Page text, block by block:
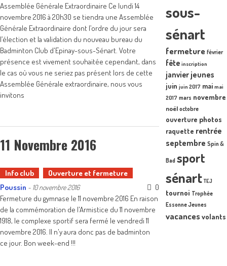
Assemblée Générale Extraordinaire Ce lundi 14
novembre 2016 à 20h30 se tiendra une Assemblée
Générale Extraordinaire dont l’ordre du jour sera
l’élection et la validation du nouveau bureau du
Badminton Club d'Epinay-sous-Sénart. Votre
présence est vivement souhaitée cependant, dans
le cas où vous ne seriez pas présent lors de cette
Assemblée Générale extraordinaire, nous vous
invitons
11 Novembre 2016
Info club
Ouverture et fermeture
Poussin - 10 novembre 2016
0
Fermeture du gymnase le 11 novembre 2016 En raison
de la commémoration de l'Armistice du 11 novembre
1918, le complexe sportif sera fermé le vendredi 11
novembre 2016. Il n'y aura donc pas de badminton
ce jour. Bon week-end !!!
sous-
sénart
fermeture février
fête inscription
janvier jeunes
juin juin 2017 mai mai
2017 mars novembre
noël octobre
ouverture photos
raquette rentrée
septembre Spin &
Bad sport
sénart TEJ
tournoi Trophée
Essonne Jeunes
vacancesvolants